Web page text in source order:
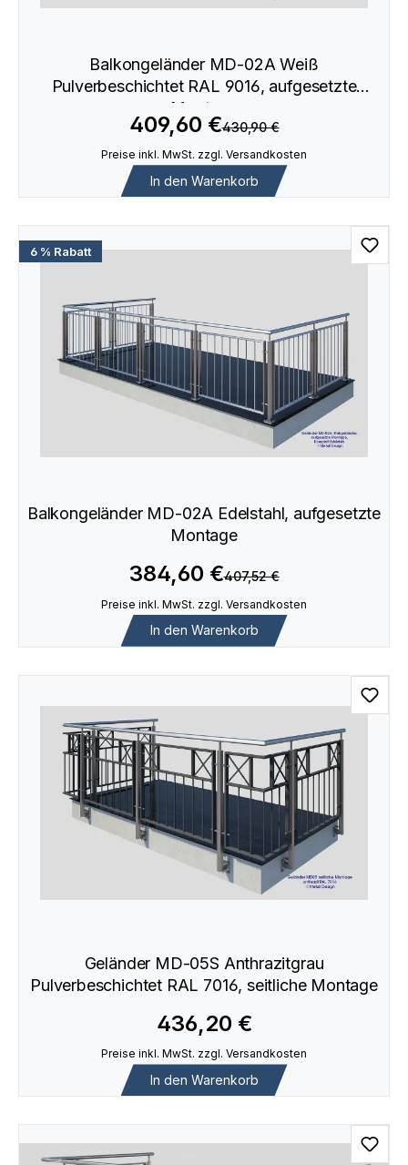
Balkongeländer MD-02A Weiß
Pulverbeschichtet RAL 9016, aufgesetzte
Montage
409,60 €430,90 €
Preise inkl. MwSt. zzgl. Versandkosten
In den Warenkorb
6 % Rabatt
Balkongeländer MD-02A Edelstahl, aufgesetzte
Montage
384,60 €407,52 €
Preise inkl. MwSt. zzgl. Versandkosten
In den Warenkorb
Geländer MD-05S Anthrazitgrau
Pulverbeschichtet RAL 7016, seitliche Montage
436,20 €
Preise inkl. MwSt. zzgl. Versandkosten
In den Warenkorb